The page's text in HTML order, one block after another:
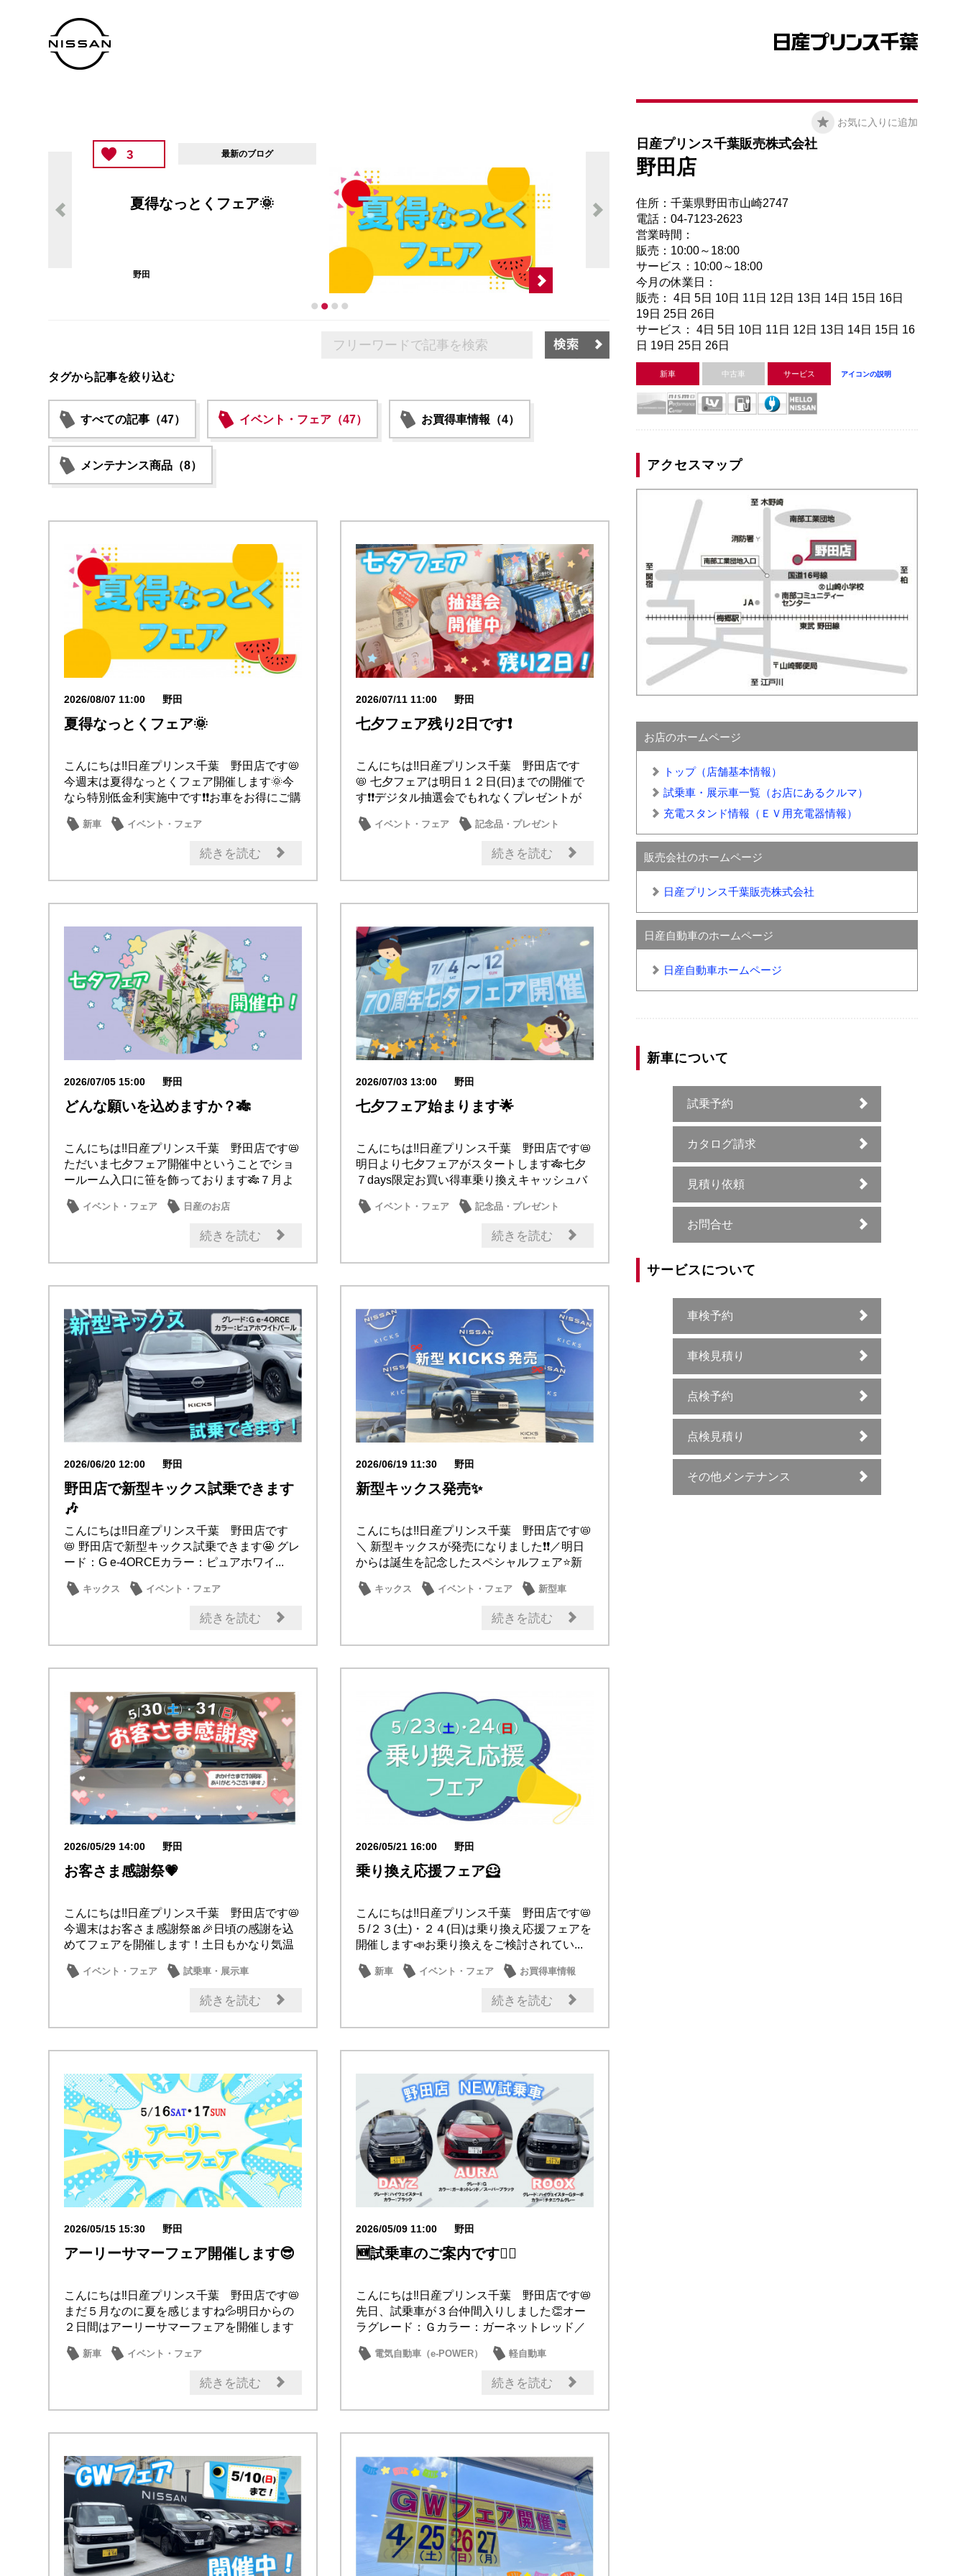
3 最新のブログ
夏得なっとくフェア🌞
野田
タグから記事を絞り込む
すべての記事（47） イベント・フェア（47） お買得車情報（4）
メンテナンス商品（8）
2026/08/07 11:00 野田
夏得なっとくフェア🌞
こんにちは!!日産プリンス千葉 野田店です📛
今週末は夏得なっとくフェア開催します🌞今
なら特別低金利実施中です❗❗お車をお得にご購
新車 イベント・フェア
続きを読む
2026/07/11 11:00 野田
七夕フェア残り2日です❗
こんにちは!!日産プリンス千葉 野田店です
📛 七夕フェアは明日１２日(日)までの開催で
す❗❗デジタル抽選会でもれなくプレゼントが
イベント・フェア 記念品・プレゼント
続きを読む
2026/07/05 15:00 野田
どんな願いを込めますか？🎋
こんにちは!!日産プリンス千葉 野田店です📛
ただいま七夕フェア開催中ということでショ
ールーム入口に笹を飾っております🎋７月よ
イベント・フェア 日産のお店
続きを読む
2026/07/03 13:00 野田
七夕フェア始まります🌟
こんにちは!!日産プリンス千葉 野田店です📛
明日より七夕フェアがスタートします🎋七夕
７days限定お買い得車乗り換えキャッシュバ
イベント・フェア 記念品・プレゼント
続きを読む
2026/06/20 12:00 野田
野田店で新型キックス試乗できます
🎶
こんにちは!!日産プリンス千葉 野田店です
📛 野田店で新型キックス試乗できます🤩 グレ
ード：G e-4ORCEカラー：ピュアホワイ...
キックス
イベント・フェア
続きを読む
2026/06/19 11:30 野田
新型キックス発売✨
こんにちは!!日産プリンス千葉 野田店です📛
＼ 新型キックスが発売になりました❗❗／明日
からは誕生を記念したスペシャルフェア⭐新
キックス イベント・フェア 新型車
続きを読む
2026/05/29 14:00 野田
お客さま感謝祭💗
こんにちは!!日産プリンス千葉 野田店です📛
今週末はお客さま感謝祭🎀🎉日頃の感謝を込
めてフェアを開催します！土日もかなり気温
イベント・フェア 試乗車・展示車
続きを読む
2026/05/21 16:00 野田
乗り換え応援フェア🦸
こんにちは!!日産プリンス千葉 野田店です📛
５/２３(土)・２４(日)は乗り換え応援フェアを
開催します📣お乗り換えをご検討されてい...
新車 イベント・フェア お買得車情報
続きを読む
2026/05/15 15:30 野田
アーリーサマーフェア開催します😎
こんにちは‼日産プリンス千葉 野田店です📛
まだ５月なのに夏を感じますね💦明日からの
２日間はアーリーサマーフェアを開催します
新車
イベント・フェア
メンテナンス商品
続きを読む
2026/05/09 11:00 野田
🆕試乗車のご案内です💁‍♀️
こんにちは‼日産プリンス千葉 野田店です📛
先日、試乗車が３台仲間入りしました👏オー
ラグレード：Ｇカラー：ガーネットレッド／
電気自動車（e-POWER）
軽自動車
試乗車・展示車
続きを読む
お気に入りに追加
日産プリンス千葉販売株式会社
野田店
住所：千葉県野田市山崎2747
電話：04-7123-2623
営業時間：
販売：10:00～18:00
サービス：10:00～18:00
今月の休業日：
販売： 4日 5日 10日 11日 12日 13日 14日 15日 16日
19日 25日 26日
サービス： 4日 5日 10日 11日 12日 13日 14日 15日 16
日 19日 25日 26日
新車 中古車 サービス アイコンの説明
アクセスマップ
お店のホームページ
トップ（店舗基本情報）
試乗車・展示車一覧（お店にあるクルマ）
充電スタンド情報（ＥＶ用充電器情報）
販売会社のホームページ
日産プリンス千葉販売株式会社
日産自動車のホームページ
日産自動車ホームページ
新車について
試乗予約
カタログ請求
見積り依頼
お問合せ
サービスについて
車検予約
車検見積り
点検予約
点検見積り
その他メンテナンス